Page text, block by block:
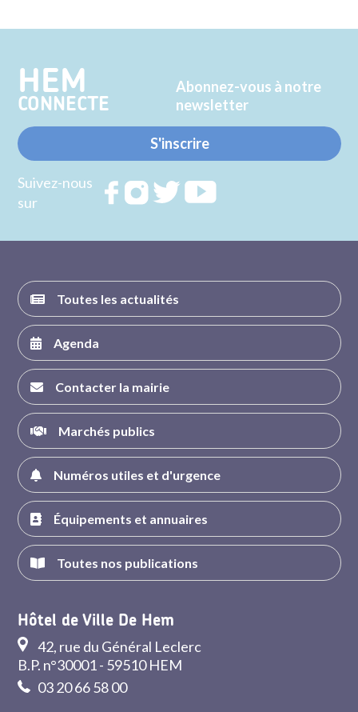
Twitter
Facebook
HEM
CONNECTE
Abonnez-vous à notre
newsletter
S'inscrire
Suivez-nous
sur
RejoignezRejoignezRejoignez
Toutes les actualités
Agenda
Contacter la mairie
Marchés publics
Numéros utiles et d'urgence
Équipements et annuaires
Toutes nos publications
Hôtel de Ville De Hem
42, rue du Général Leclerc
B.P. n°30001 - 59510 HEM
03 20 66 58 00